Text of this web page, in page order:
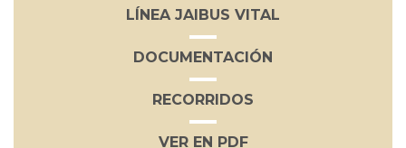
LÍNEA JAIBUS VITAL
DOCUMENTACIÓN
RECORRIDOS
VER EN PDF